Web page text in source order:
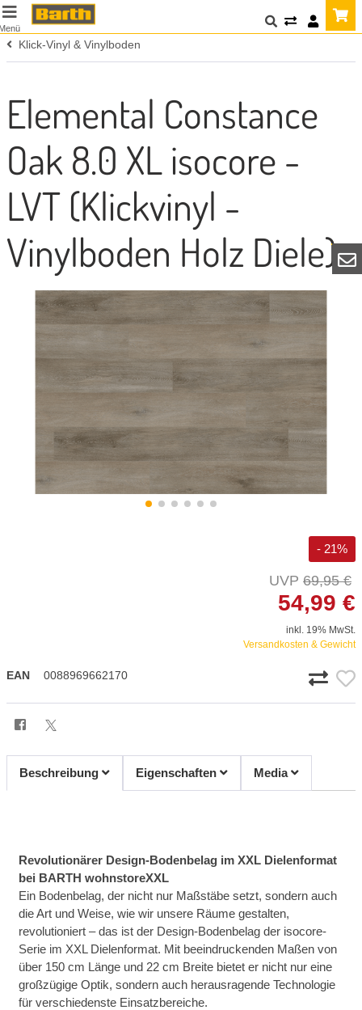
Klick-Vinyl & Vinylboden
Elemental Constance
Oak 8.0 XL isocore -
LVT (Klickvinyl -
Vinylboden Holz Diele)
- 21%
69,95 €
54,99 €
inkl. 19% MwSt.
Versandkosten & Gewicht
EAN 0088969662170
Beschreibung Eigenschaften Media
Revolutionärer Design-Bodenbelag im XXL Dielenformat
bei BARTH wohnstoreXXL
Ein Bodenbelag, der nicht nur Maßstäbe setzt, sondern auch
die Art und Weise, wie wir unsere Räume gestalten,
revolutioniert – das ist der Design-Bodenbelag der isocore-
Serie im XXL Dielenformat. Mit beeindruckenden Maßen von
über 150 cm Länge und 22 cm Breite bietet er nicht nur eine
großzügige Optik, sondern auch herausragende Technologie
für verschiedenste Einsatzbereiche.